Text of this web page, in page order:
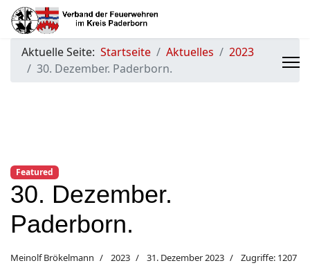
Aktuelle Seite: Startseite Aktuelles
2023
30. Dezember. Paderborn.
Featured
30. Dezember.
Paderborn.
Meinolf Brökelmann 2023 31. Dezember 2023 Zugriffe: 1207